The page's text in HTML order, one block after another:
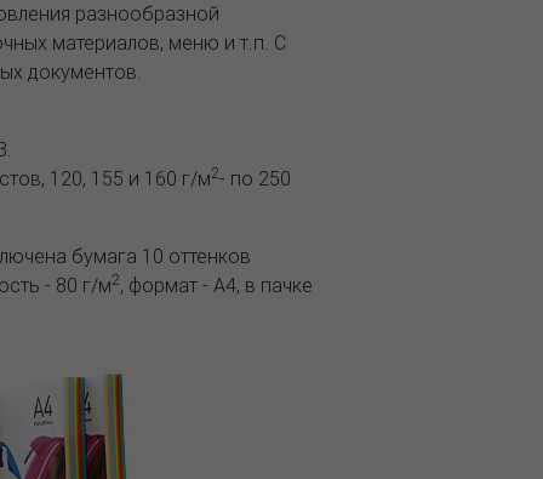
разнообразной
материалов, меню и т.п. С
документов.
120, 155 и 160 г/м2- по 250
бумага 10 оттенков
- 80 г/м2, формат - А4, в пачке